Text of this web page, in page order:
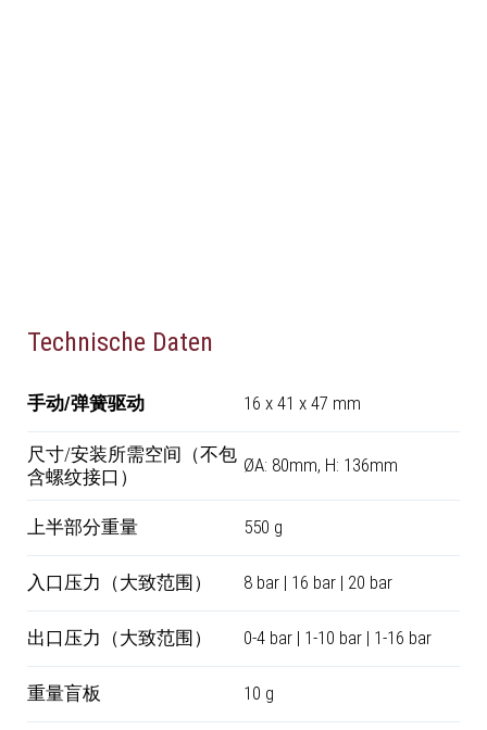
Technische Daten
手动/弹簧驱动 16 x 41 x 47 mm
尺寸/安装所需空间（不包
含螺纹接口）
ØA: 80mm, H: 136mm
上半部分重量 550 g
入口压力（大致范围） 8 bar | 16 bar | 20 bar
出口压力（大致范围） 0-4 bar | 1-10 bar | 1-16 bar
重量盲板 10 g